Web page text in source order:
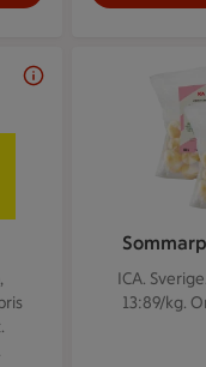
30 kr
ICA.
13:89/kg.